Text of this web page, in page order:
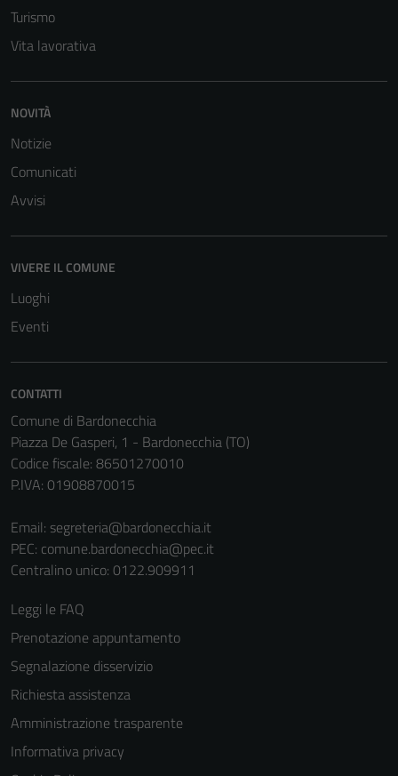
Turismo
Vita lavorativa
NOVITÀ
Notizie
Comunicati
Avvisi
VIVERE IL COMUNE
Luoghi
Eventi
CONTATTI
Comune di Bardonecchia
Piazza De Gasperi, 1 - Bardonecchia (TO)
Codice fiscale: 86501270010
P.IVA: 01908870015
Email: segreteria@bardonecchia.it
PEC: comune.bardonecchia@pec.it
Centralino unico: 0122.909911
Leggi le FAQ
Prenotazione appuntamento
Segnalazione disservizio
Richiesta assistenza
Amministrazione trasparente
Informativa privacy